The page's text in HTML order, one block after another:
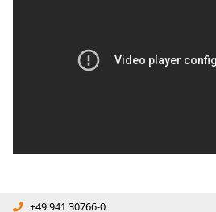
+49 941 30766-0